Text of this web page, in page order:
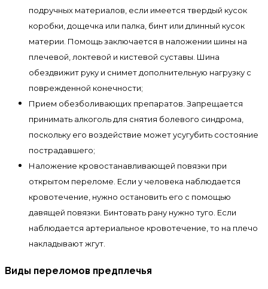
подручных материалов, если имеется твердый кусок
коробки, дощечка или палка, бинт или длинный кусок
материи. Помощь заключается в наложении шины на
плечевой, локтевой и кистевой суставы. Шина
обездвижит руку и снимет дополнительную нагрузку с
поврежденной конечности;
Прием обезболивающих препаратов. Запрещается
принимать алкоголь для снятия болевого синдрома,
поскольку его воздействие может усугубить состояние
пострадавшего;
Наложение кровостанавливающей повязки при
открытом переломе. Если у человека наблюдается
кровотечение, нужно остановить его с помощью
давящей повязки. Бинтовать рану нужно туго. Если
наблюдается артериальное кровотечение, то на плечо
накладывают жгут.
Виды переломов предплечья